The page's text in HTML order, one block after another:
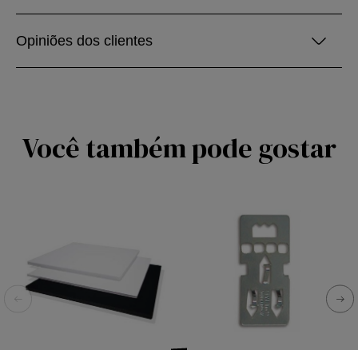
Opiniões dos clientes
Você também pode gostar